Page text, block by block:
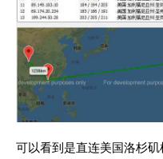
可以看到是直连美国洛杉